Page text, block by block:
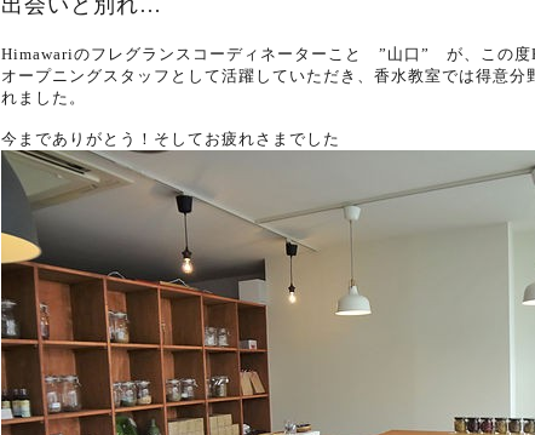
Himawariのフレグランスコーディネーターこと ”山口” が、この度
オープニングスタッフとして活躍していただき、香水教室では得意分
れました。
今までありがとう！そしてお疲れさまでした